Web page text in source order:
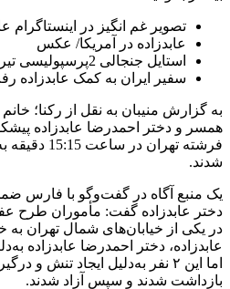
تصویر غم انگیز در اینستاگرام
عابدزاده در آمریکا/ عکس
استایل جنجالی 2پرسپولیسی تیر همراه با عابدزاده/ عکس
سفیر ایران به کمک عابدزاده
به گزارش منیبان به نقل از رکنا؛ خانم
همسر و دختر احمدرضا عابدزاده
فرشته
شدند.
یک منبع آگاه در گفت‌وگو با فارس
دختر عابدزاده گفت: مأموران طرح
در یکی از خیابان‌های شمال تهران به
عابدزاده، دختر احمدرضا عابدزاده
اما این ۲ نفر به‌دلیل ایجاد
بازداشت شدند و سپس آزاد شدند.